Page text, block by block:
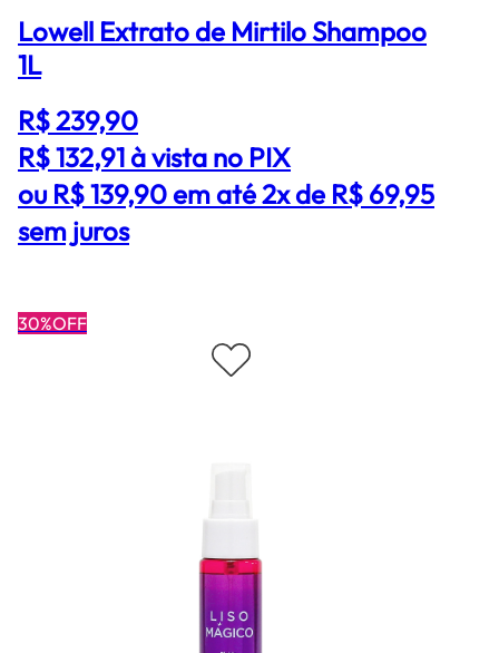
Lowell Extrato de Mirtilo Shampoo
1L
R$ 239,90
R$ 132,91à vista no PIX
ou R$ 139,90 em até 2x de R$ 69,95
sem juros
30%OFF